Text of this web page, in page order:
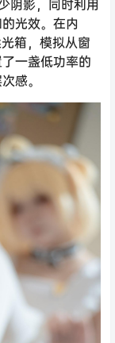
阴影，同时利用
光效。在内
箱，模拟从窗
一盏低功率的
感。